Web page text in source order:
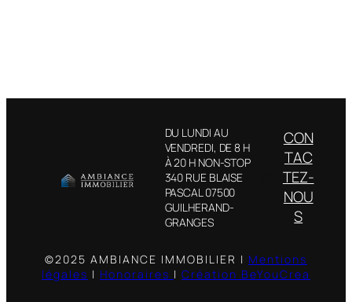
DU LUNDI AU
VENDREDI, DE 8 H
À 20 H NON-STOP
340 RUE BLAISE
PASCAL 07500
GUILHERAND-
GRANGES
Facebook
Instagram
LinkedIn
CON
TAC
TEZ-
NOU
S
©2025 AMBIANCE IMMOBILIER | Mentions
légales | Honoraires | Création BeYouCrea